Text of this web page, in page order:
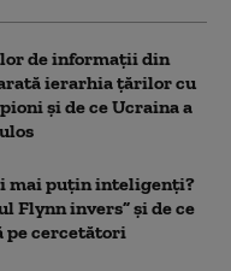
de informații din
ierarhia țărilor cu
și de ce Ucraina a
mai puțin inteligenți?
Flynn invers” și de ce
pe cercetători